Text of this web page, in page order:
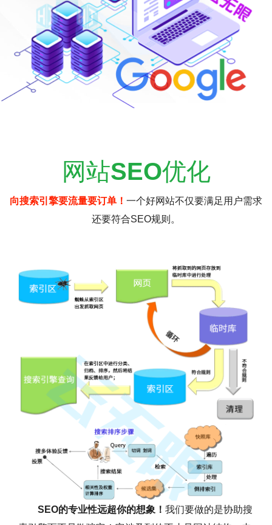
网站SEO优化
向搜索引擎要流量要订单！ 一个好网站不仅要满足用户需求
还要符合SEO规则。
SEO的专业性远超你的想象！ 我们要做的是协助搜